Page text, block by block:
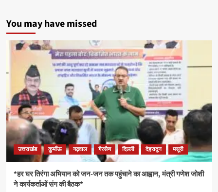
You may have missed
उत्तराखंड कुमाँऊ गढ़वाल गैरसैण दिल्ली देहरादून मसूरी
*हर घर तिरंगा अभियान को जन-जन तक पहुंचाने का आह्वान, मंत्री गणेश जोशी
ने कार्यकर्ताओं संग की बैठक*